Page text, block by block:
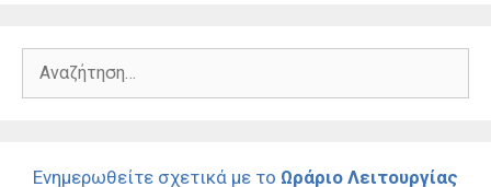
Αναζήτηση
Ενημερωθείτε σχετικά με το Ωράριο Λειτουργίας